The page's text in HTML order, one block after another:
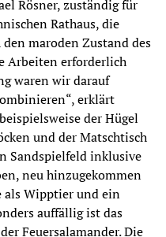
Rösner, zuständig für
Rathaus, die
maroden Zustand des
Arbeiten erforderlich
waren wir darauf
erklärt
der Hügel
und der Matschtisch
Sandspielfeld inklusive
neu hinzugekommen
als Wipptier und ein
auffällig ist das
Feuersalamander. Die